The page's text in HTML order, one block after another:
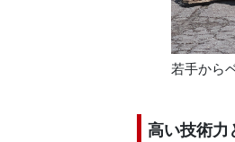
若手から
高い技術力